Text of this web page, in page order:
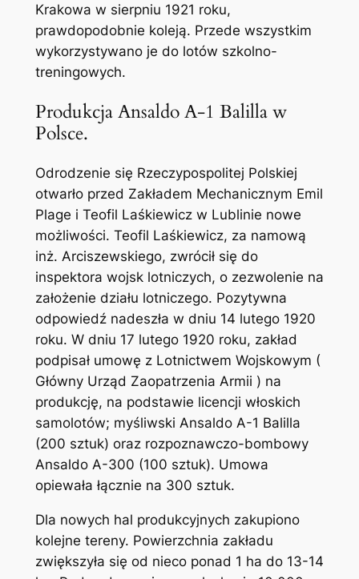
Krakowa w sierpniu 1921 roku,
prawdopodobnie koleją. Przede wszystkim
wykorzystywano je do lotów szkolno-
treningowych.
Produkcja Ansaldo A-1 Balilla w
Polsce.
Odrodzenie się Rzeczypospolitej Polskiej
otwarło przed Zakładem Mechanicznym Emil
Plage i Teofil Laśkiewicz w Lublinie nowe
możliwości. Teofil Laśkiewicz, za namową
inż. Arciszewskiego, zwrócił się do
inspektora wojsk lotniczych, o zezwolenie na
założenie działu lotniczego. Pozytywna
odpowiedź nadeszła w dniu 14 lutego 1920
roku. W dniu 17 lutego 1920 roku, zakład
podpisał umowę z Lotnictwem Wojskowym (
Główny Urząd Zaopatrzenia Armii ) na
produkcję, na podstawie licencji włoskich
samolotów; myśliwski Ansaldo A-1 Balilla
(200 sztuk) oraz rozpoznawczo-bombowy
Ansaldo A-300 (100 sztuk). Umowa
opiewała łącznie na 300 sztuk.
Dla nowych hal produkcyjnych zakupiono
kolejne tereny. Powierzchnia zakładu
zwiększyła się od nieco ponad 1 ha do 13-14